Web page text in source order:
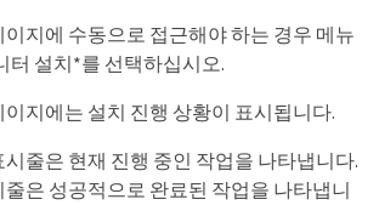
이지에 수동으로 접근해야 하는 경우 메뉴
터 설치*를 선택하십시오.
이지에는 설치 진행 상황이 표시됩니다.
줄은 현재 진행 중인 작업을 나타냅니다.
줄은 성공적으로 완료된 작업을 나타냅니